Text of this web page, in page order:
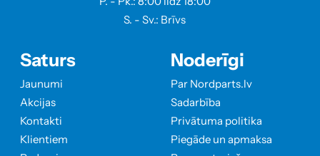
S. - Sv.: Brīvs
Saturs
Jaunumi
Akcijas
Kontakti
Klientiem
Noderīgi
Par Nordparts.lv
Sadarbība
Privātuma politika
Piegāde un apmaksa